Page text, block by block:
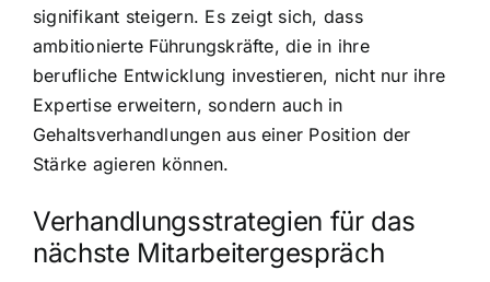
signifikant steigern. Es zeigt sich, dass
ambitionierte Führungskräfte, die in ihre
berufliche Entwicklung investieren, nicht nur ihre
Expertise erweitern, sondern auch in
Gehaltsverhandlungen aus einer Position der
Stärke agieren können.
Verhandlungsstrategien für das
nächste Mitarbeitergespräch